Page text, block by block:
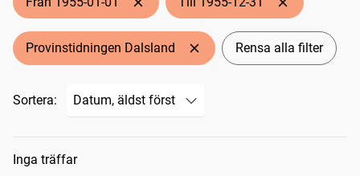
Provinstidningen Dalsland Rensa alla filter
Sortera:
Sökresultat
Inga träffar